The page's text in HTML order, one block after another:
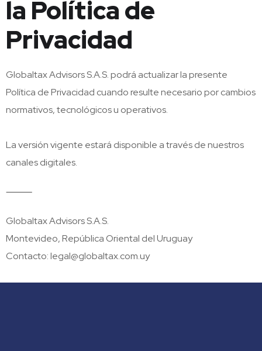
la Política de
Privacidad
Globaltax Advisors S.A.S. podrá actualizar la presente
Política de Privacidad cuando resulte necesario por cambios
normativos, tecnológicos u operativos.
La versión vigente estará disponible a través de nuestros
canales digitales.
⸻
Globaltax Advisors S.A.S.
Montevideo, República Oriental del Uruguay
Contacto:legal@globaltax.com.uy